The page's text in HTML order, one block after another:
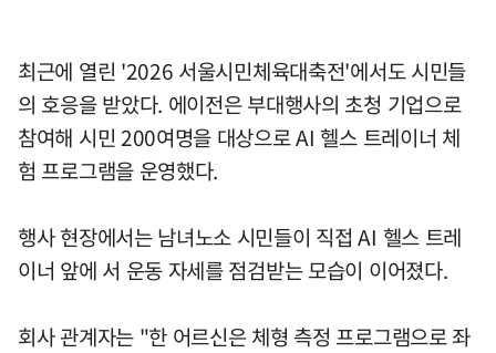
최근에 열린 '2026 서울시민체육대축전'에서도 시민들
의 호응을 받았다. 에이전은 부대행사의 초청 기업으로
참여해 시민 200여명을 대상으로 AI 헬스 트레이너 체
험 프로그램을 운영했다.
행사 현장에서는 남녀노소 시민들이 직접 AI 헬스 트레
이너 앞에 서 운동 자세를 점검받는 모습이 이어졌다.
회사 관계자는 "한 어르신은 체형 측정 프로그램으로 좌